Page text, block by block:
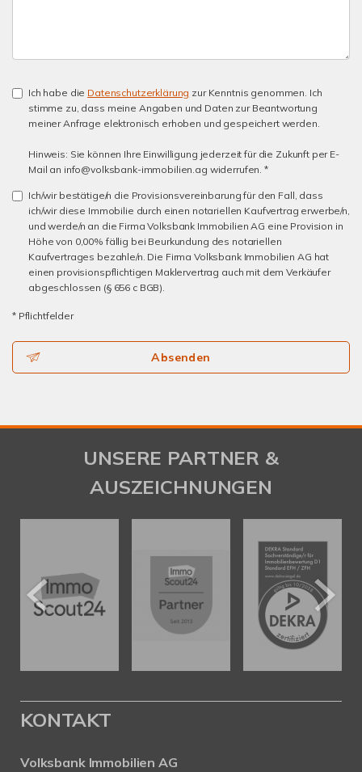
Ich habe die Datenschutzerklärung zur Kenntnis genommen. Ich
stimme zu, dass meine Angaben und Daten zur Beantwortung
meiner Anfrage elektronisch erhoben und gespeichert werden.
Hinweis: Sie können Ihre Einwilligung jederzeit für die Zukunft per E-
Mail an info@volksbank-immobilien.ag widerrufen. *
Ich/wir bestätige/n die Provisionsvereinbarung für den Fall, dass
ich/wir diese Immobilie durch einen notariellen Kaufvertrag erwerbe/n,
und werde/n an die Firma Volksbank Immobilien AG eine Provision in
Höhe von 0,00% fällig bei Beurkundung des notariellen
Kaufvertrages bezahle/n. Die Firma Volksbank Immobilien AG hat
einen provisionspflichtigen Maklervertrag auch mit dem Verkäufer
abgeschlossen (§ 656 c BGB).
* Pflichtfelder
Absenden
UNSERE PARTNER &
AUSZEICHNUNGEN
KONTAKT
Volksbank Immobilien AG